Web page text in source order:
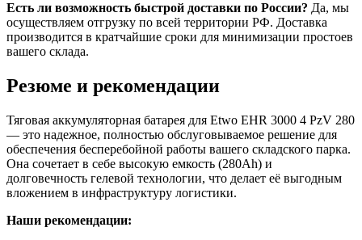
Есть ли возможность быстрой доставки по России? Да, мы
осуществляем отгрузку по всей территории РФ. Доставка
производится в кратчайшие сроки для минимизации простоев
вашего склада.
Резюме и рекомендации
Тяговая аккумуляторная батарея для Etwo EHR 3000 4 PzV 280
— это надежное, полностью обслуговываемое решение для
обеспечения бесперебойной работы вашего складского парка.
Она сочетает в себе высокую емкость (280Ah) и
долговечность гелевой технологии, что делает её выгодным
вложением в инфраструктуру логистики.
Наши рекомендации: